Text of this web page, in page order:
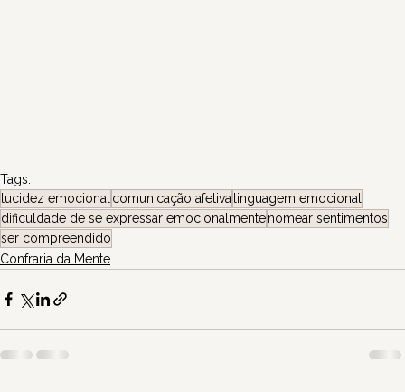
Tags:
lucidez emocional comunicação afetiva linguagem emocional
dificuldade de se expressar emocionalmentenomear sentimentos
ser compreendido
Confraria da Mente